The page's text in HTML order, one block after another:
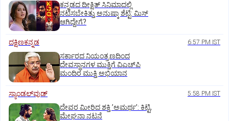
ಕನ್ನಡದ ದೀಕ್ಷಿತ್‌ ಸಿನಿಮಾದಲ್ಲಿ
ನಟಿಸಬೇಕಿತ್ತು ಅನುಷ್ಕಾ ಶೆಟ್ಟಿ: ಮಿಸ್‌
ಆಗಿದ್ದೇಗೆ?
ದಕ್ಷಿಣಕನ್ನಡ 6:57 PM IST
ಸರ್ಕಾರದ ನಿಯಂತ್ರಣದಿಂದ
ದೇವಸ್ಥಾನಗಳ ಮುಕ್ತಿಗೆ ವಿಎಚ್‌ಪಿ
ಮಂದಿರ ಮುಕ್ತಿ ಅಭಿಯಾನ
ಸ್ಯಾಂಡಲ್‌ವುಡ್‌ 5:58 PM IST
ದೇವರ ಮೀರಿದ ಶಕ್ತಿ ʼಅಮರ್ಥʼ: ಕಿಟ್ಟಿ,
ಮೇಘನಾ ನಟನೆ